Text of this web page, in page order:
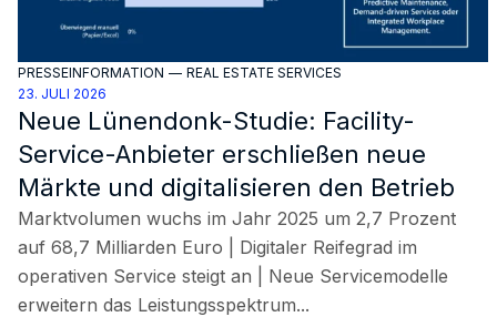
PRESSEINFORMATION — REAL ESTATE SERVICES
23. JULI 2026
Neue Lünendonk-Studie: Facility-
Service-Anbieter erschließen neue
Märkte und digitalisieren den Betrieb
Marktvolumen wuchs im Jahr 2025 um 2,7 Prozent
auf 68,7 Milliarden Euro | Digitaler Reifegrad im
operativen Service steigt an | Neue Servicemodelle
erweitern das Leistungsspektrum...